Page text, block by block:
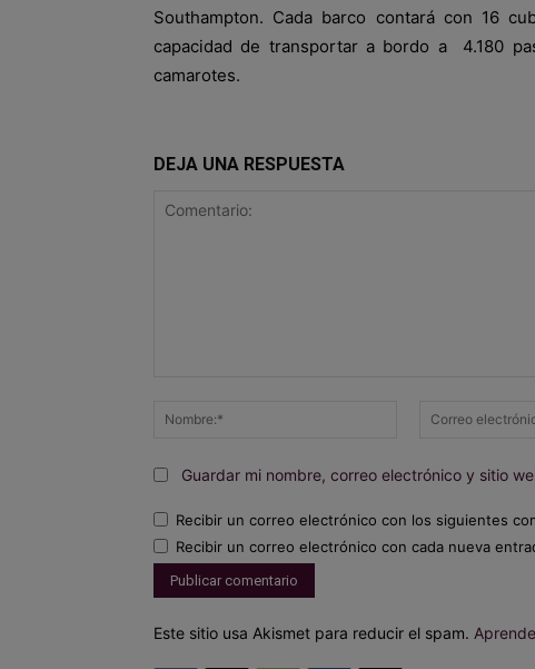
Southampton. Cada barco contará con 16
capacidad de transportar a bordo a 4.180
camarotes.
DEJA UNA RESPUESTA
Nombre:*
Guardar mi nombre, correo electrónico y sitio
Recibir un correo electrónico con los siguientes
Recibir un correo electrónico con cada nueva
Este sitio usa Akismet para reducir el spam.